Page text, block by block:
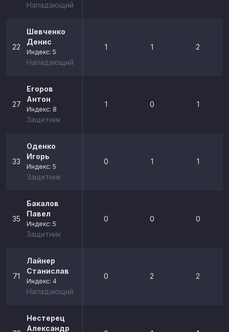
Нападающий
22
Шевченко
Денис
Индекс: 5
Нападающий
1 1 2
27
Егоров
Антон
Индекс: 8
Защитник
1 0 1
33
Оденко
Игорь
Индекс: 5
Защитник
0 1 1
35
Бакалов
Павел
Индекс: 5
Защитник
0 0 0
71
Лайнер
Станислав
Индекс: 4
Нападающий
0 2 2
Нестерец
Александр